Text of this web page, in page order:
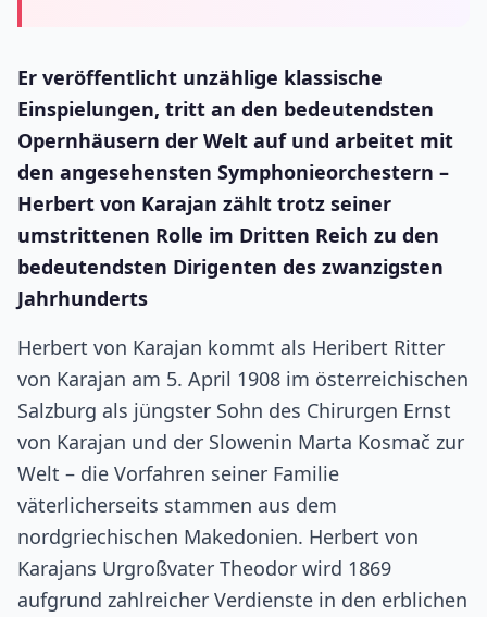
Er veröffentlicht unzählige klassische
Einspielungen, tritt an den bedeutendsten
Opernhäusern der Welt auf und arbeitet mit
den angesehensten Symphonieorchestern –
Herbert von Karajan zählt trotz seiner
umstrittenen Rolle im Dritten Reich zu den
bedeutendsten Dirigenten des zwanzigsten
Jahrhunderts
Herbert von Karajan kommt als Heribert Ritter
von Karajan am 5. April 1908 im österreichischen
Salzburg als jüngster Sohn des Chirurgen Ernst
von Karajan und der Slowenin Marta Kosmač zur
Welt – die Vorfahren seiner Familie
väterlicherseits stammen aus dem
nordgriechischen Makedonien. Herbert von
Karajans Urgroßvater Theodor wird 1869
aufgrund zahlreicher Verdienste in den erblichen